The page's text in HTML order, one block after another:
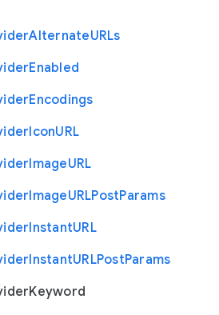
AlternateURLs
Enabled
Encodings
IconURL
ImageURL
ImageURLPostParams
InstantURL
InstantURLPostParams
Keyword